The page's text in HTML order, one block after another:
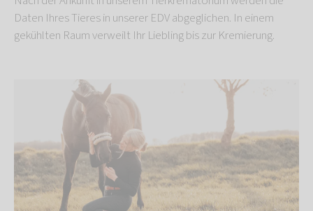
Daten Ihres Tieres in unserer EDV abgeglichen. In einem
gekühlten Raum verweilt Ihr Liebling bis zur Kremierung.